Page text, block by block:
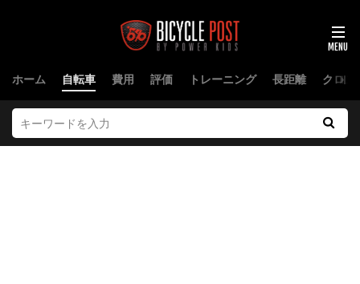
ホーム 自転車 費用 評価 トレーニング 長距離 クロス